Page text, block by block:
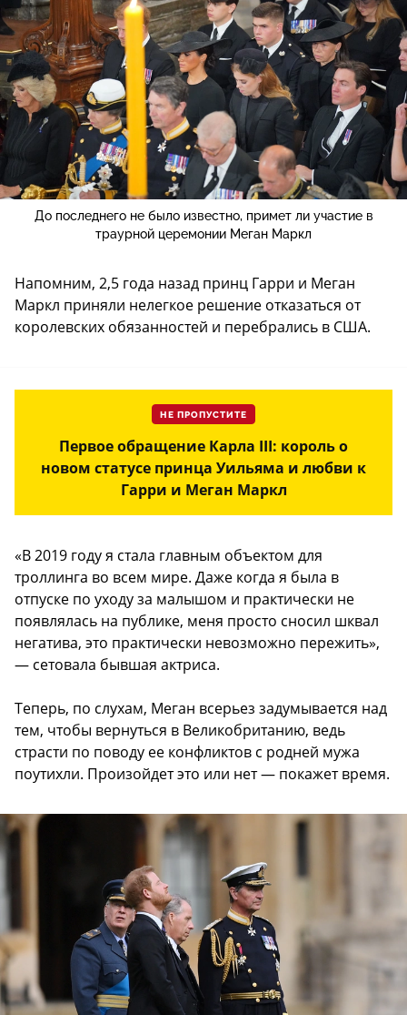
До последнего не было известно, примет ли участие в
траурной церемонии Меган Маркл
Напомним, 2,5 года назад принц Гарри и Меган
Маркл приняли нелегкое решение отказаться от
королевских обязанностей и перебрались в США.
НЕ ПРОПУСТИТЕ
Первое обращение Карла III: король о
новом статусе принца Уильяма и любви к
Гарри и Меган Маркл
«В 2019 году я стала главным объектом для
троллинга во всем мире. Даже когда я была в
отпуске по уходу за малышом и практически не
появлялась на публике, меня просто сносил шквал
негатива, это практически невозможно пережить»,
— сетовала бывшая актриса.
Теперь, по слухам, Меган всерьез задумывается над
тем, чтобы вернуться в Великобританию, ведь
страсти по поводу ее конфликтов с родней мужа
поутихли. Произойдет это или нет — покажет время.